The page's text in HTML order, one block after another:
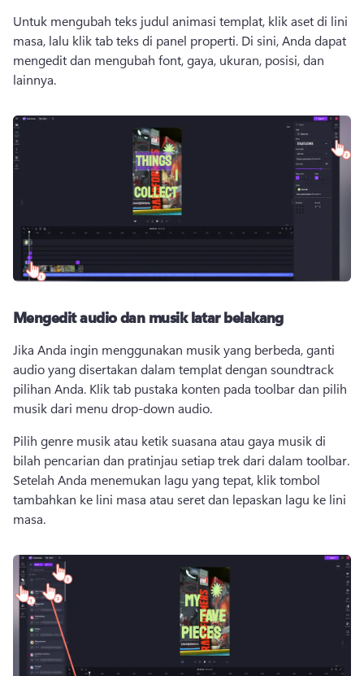
Untuk mengubah teks judul animasi templat, klik aset di lini
masa, lalu klik tab teks di panel properti. Di sini, Anda dapat
mengedit dan mengubah font, gaya, ukuran, posisi, dan
lainnya.
Mengedit audio dan musik latar belakang
Jika Anda ingin menggunakan musik yang berbeda, ganti
audio yang disertakan dalam templat dengan soundtrack
pilihan Anda. Klik tab pustaka konten pada toolbar dan pilih
musik dari menu drop-down audio.
Pilih genre musik atau ketik suasana atau gaya musik di
Setelah Anda menemukan lagu yang tepat, klik tombol
tambahkan ke lini masa atau seret dan lepaskan lagu ke lini
masa.